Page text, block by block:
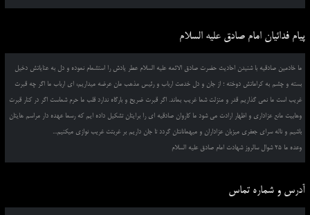
پیام فدائیان امام صادق علیه السلام
ما خادمین صادقیه با شنیدن احادیث حضرت صادق الائمه علیه السلام عطر یادش را استشمام نموده و دل به عنایاتش دخیل
بسته و چشم به کراماتش دوخته ؛ از جان و دل خدمت ارباب و رئیس مذهب مان عرضه میداریم، ای ارباب ما اگر چه قبرت
غریب است ما نمی گذاریم قدر و منزلت شما غریب بماند. اگر قبرت ضریح و بارگاه ندارد قلب ما حرم شماست اگر در کنار قبرت
وهابیت مانع عزاداری و اظهار ارادت می شود ما کاروان صادقیه ای را برایتان تشکیل داده ایم که رسما عهده دار مراسم هایتان
باشیم و ناله سرای جعفری میزبان عزاداران و میهمانانتان گردد تا جان داریم بر غربتت غریب نوازی میکنیم...
وعده ما 25 شوال سالروز شهادت امام صادق علیه السلام
آدرس و شماره تماس